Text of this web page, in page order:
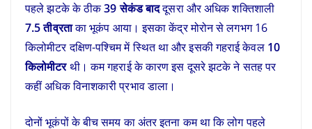
पहले झटके के ठीक39 सेकंड बाददूसरा और अधिक शक्तिशाली
7.5 तीव्रताका भूकंप आया। इसका केंद्र मोरोन से लगभग 16
किलोमीटर दक्षिण-पश्चिम में स्थित था और इसकी गहराई केवल 10
किलोमीटरथी। कम गहराई के कारण इस दूसरे झटके ने सतह पर
कहीं अधिक विनाशकारी प्रभाव डाला।
दोनों भूकंपों के बीच समय का अंतर इतना कम था कि लोग पहले